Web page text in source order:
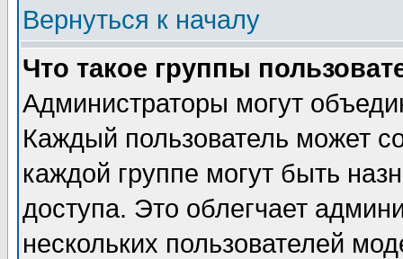
Вернуться к началу
Что такое группы
Администраторы могут
Каждый пользователь может
каждой группе могут быть
доступа. Это облегчает
нескольких пользователей